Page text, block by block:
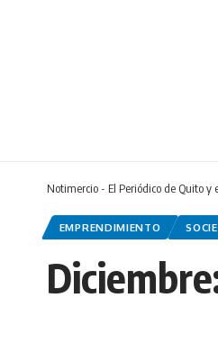
Notimercio - El Periódico de Quito
EMPRENDIMIENTO